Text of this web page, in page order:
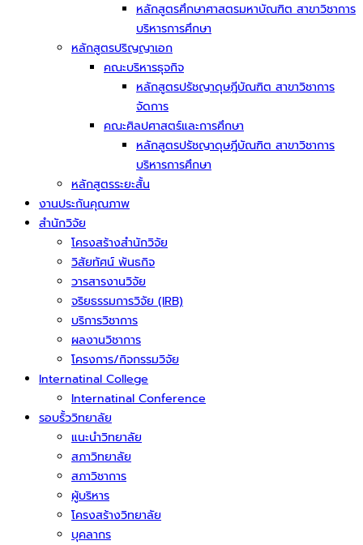
หลักสูตรศึกษาศาสตรมหาบัณฑิต สาขาวิชาการ
บริหารการศึกษา
หลักสูตรปริญญาเอก
คณะบริหารธุจกิจ
หลักสูตรปรัชญาดุษฎีบัณฑิต สาขาวิชาการ
จัดการ
คณะศิลปศาสตร์และการศึกษา
หลักสูตรปรัชญาดุษฎีบัณฑิต สาขาวิชาการ
บริหารการศึกษา
หลักสูตรระยะสั้น
งานประกันคุณภาพ
สำนักวิจัย
โครงสร้างสำนักวิจัย
วิสัยทัศน์ พันธกิจ
วารสารงานวิจัย
จริยธรรมการวิจัย (IRB)
บริการวิชาการ
ผลงานวิชาการ
โครงการ/กิจกรรมวิจัย
Internatinal College
Internatinal Conference
รอบรั้ววิทยาลัย
แนะนำวิทยาลัย
สภาวิทยาลัย
สภาวิชาการ
ผู้บริหาร
โครงสร้างวิทยาลัย
บุคลากร